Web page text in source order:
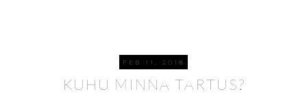
FEB 11, 2018
KUHU MINNA TARTUS?